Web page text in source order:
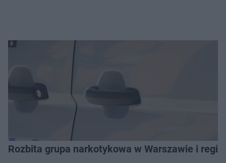
Rozbita grupa narkotykowa w Warszawie i